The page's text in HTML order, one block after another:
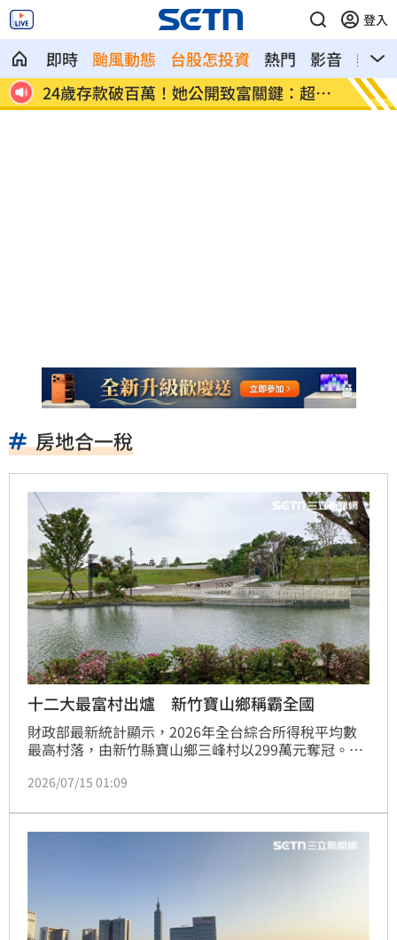
登入
即時 颱風動態 台股怎投資 熱門 影音
熱搜
孝
這大廠產能利用率衝90% 目標價上看
220元
埃及
房地合一稅
十二大最富村出爐 新竹寶山鄉稱霸全國
財政部最新統計顯示，2026年全台綜合所得稅平均數
最高村落，由新竹縣寶山鄉三峰村以299萬元奪冠。住
居，成為名副其實的「最富鄉」，且區域內規劃大量獨
單中亦出現連江縣南竿鄉四維村、嘉義縣阿里山鄉中正
村等偏鄉與外島地區，主因是人口基數較少，若有高所
得業者設籍，在低基期下極易大幅拉高平均值，形成數
準有強大帶動能耐，未來房市發展備受矚目。
2026/07/15 01:09